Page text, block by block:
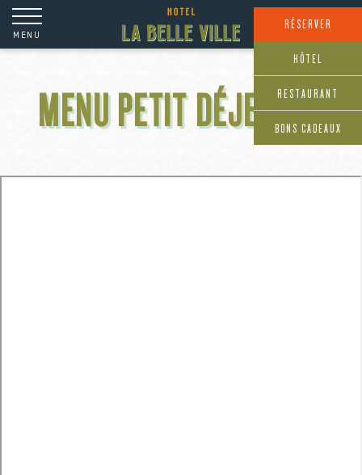
MENU
RÉSERVER
HÔTEL
RESTAURANT
BONS CADEAUX
MENU PETIT DÉJEUNER